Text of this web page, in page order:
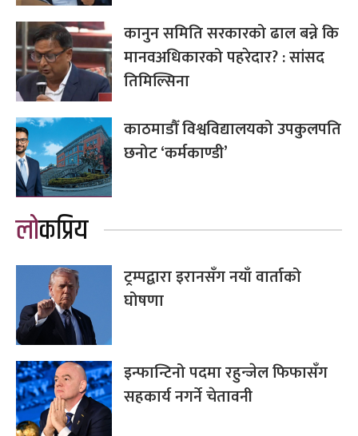
कानुन समिति सरकारको ढाल बन्ने कि
मानवअधिकारको पहरेदार? : सांसद
तिमिल्सिना
काठमाडौँ विश्वविद्यालयको उपकुलपति
छनोट ‘कर्मकाण्डी’
लोकप्रिय
ट्रम्पद्वारा इरानसँग नयाँ वार्ताको
घोषणा
इन्फान्टिनो पदमा रहुन्जेल फिफासँग
सहकार्य नगर्ने चेतावनी